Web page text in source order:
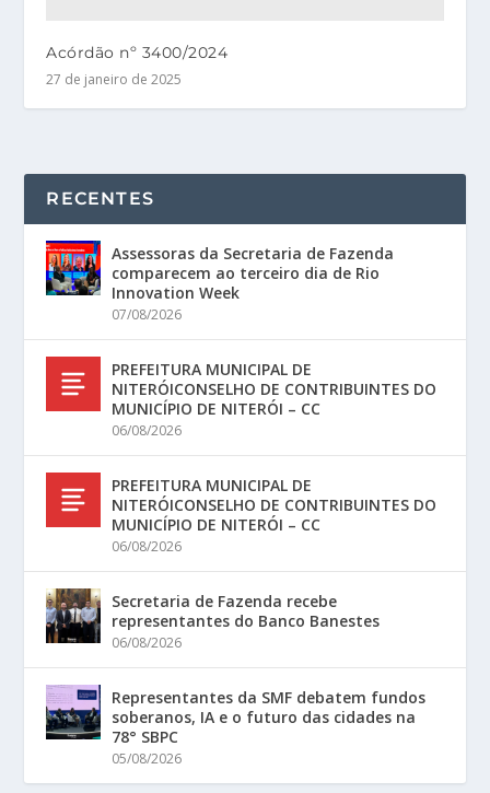
Acórdão nº 3400/2024
27 de janeiro de 2025
RECENTES
Assessoras da Secretaria de Fazenda
comparecem ao terceiro dia de Rio
Innovation Week
07/08/2026
PREFEITURA MUNICIPAL DE
NITERÓICONSELHO DE CONTRIBUINTES DO
MUNICÍPIO DE NITERÓI – CC
06/08/2026
PREFEITURA MUNICIPAL DE
NITERÓICONSELHO DE CONTRIBUINTES DO
MUNICÍPIO DE NITERÓI – CC
06/08/2026
Secretaria de Fazenda recebe
representantes do Banco Banestes
06/08/2026
Representantes da SMF debatem fundos
soberanos, IA e o futuro das cidades na
78° SBPC
05/08/2026